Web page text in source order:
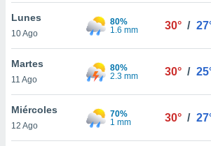
cookies
aceptar
Lunes
10 Ago
80%
1.6 mm
30° /
Martes
11 Ago
80%
2.3 mm
30° /
Miércoles
12 Ago
70%
1 mm
30° /